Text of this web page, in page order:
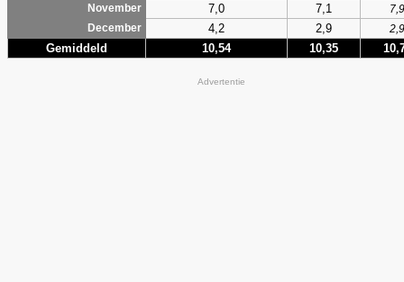
November
7,0 7,1
7,9
December
4,2 2,9 2,9
Gemiddeld 10,54 10,35
Advertentie